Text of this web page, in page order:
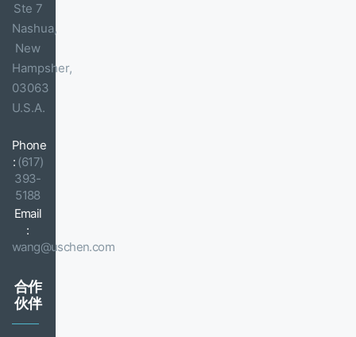
Ste 7
Nashua,
New
Hampsher,
03063
U.S.A.
Phone
: (617)
393-
5188
Email
:
wang@uschen.com
合作
伙伴